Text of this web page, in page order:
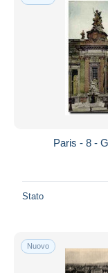
Paris - 8 -
Stato
Nuovo